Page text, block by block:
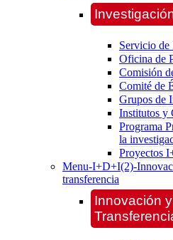
Servicio de
Oficina de
Comisión
Comité de
Grupos de
Institutos y
Programa
la
Proyectos
Menu-I+D+I(2)-
transferencia
Innovación y